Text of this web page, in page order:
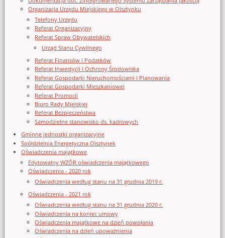
Organizacja Urzędu Miejskiego w Olsztynku
Telefony Urzędu
Referat Organizacyjny
Referat Spraw Obywatelskich
Urząd Stanu Cywilnego
Referat Finansów i Podatków
Referat Inwestycji i Ochrony Środowiska
Referat Gospodarki Nieruchomościami i Planowania
Referat Gospodarki Mieszkaniowej
Referat Promocji
Biuro Rady Miejskiej
Referat Bezpieczeństwa
Samodzielne stanowisko ds. kadrowych
Gminne jednostki organizacyjne
Spółdzielnia Energetyczna Olsztynek
Oświadczenia majątkowe
Edytowalny WZÓR oświadczenia majątkowego
Oświadczenia - 2020 rok
Oświadczenia według stanu na 31 grudnia 2019 r.
Oświadczenia - 2021 rok
Oświadczenia według stanu na 31 grudnia 2020 r.
Oświadczenia na koniec umowy
Oświadczenia majątkowe na dzień powołania
Oświadczenia na dzień upoważnienia